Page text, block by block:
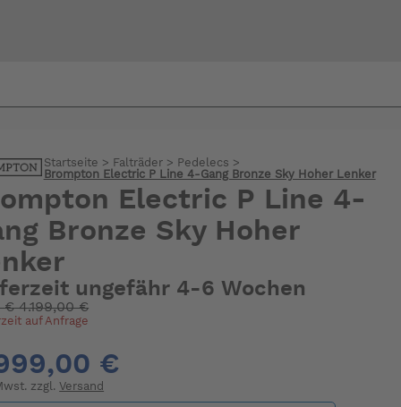
Startseite > Falträder> Pedelecs >
Brompton Electric P Line 4-Gang Bronze Sky Hoher Lenker
Electric P Line 4-
Bronze Sky Hoher
ungefähr 4-6 Wochen
€4.199,00 €
auf Anfrage
€
zzgl. Versand